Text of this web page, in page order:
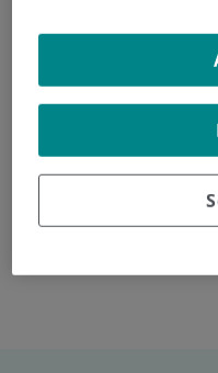
: El doctor José Antonio
del hospital Quirónsalud
técnicas quirúrgicas del
resaltando las ventajas
this
on
on